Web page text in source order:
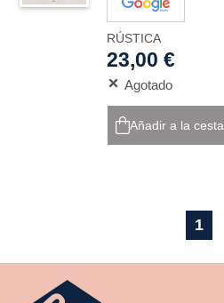
RÚSTICA
23,00 €
Agotado
Añadir a la cesta
1